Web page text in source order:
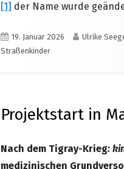
[1] der Name wurde
Veröffentlicht
am
19. Januar 2026 Autor
Ulrike
Straßenkinder
Projektstart in
Nach dem Tigray-Krieg:
medizinischen